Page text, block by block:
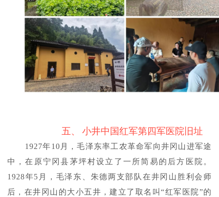
五、 小井中国红军第四军医院旧址
1927年10月，毛泽东率工农革命军向井冈山进军途
中，在原宁冈县茅坪村设立了一所简易的后方医院。
1928年5月，毛泽东、朱德两支部队在井冈山胜利会师
后，在井冈山的大小五井，建立了取名叫“红军医院”的